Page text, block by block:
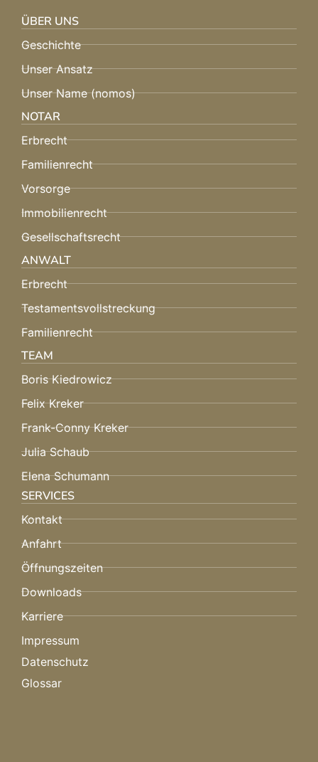
ÜBER UNS
Geschichte
Unser Ansatz
Unser Name (nomos)
NOTAR
Erbrecht
Familienrecht
Vorsorge
Immobilienrecht
Gesellschaftsrecht
ANWALT
Erbrecht
Testamentsvollstreckung
Familienrecht
TEAM
Boris Kiedrowicz
Felix Kreker
Frank-Conny Kreker
Julia Schaub
Elena Schumann
SERVICES
Kontakt
Anfahrt
Öffnungszeiten
Downloads
Karriere
Impressum
Datenschutz
Glossar